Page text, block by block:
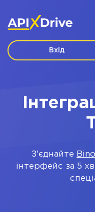
Вхід
З'єднайте
інтерфейс за 5